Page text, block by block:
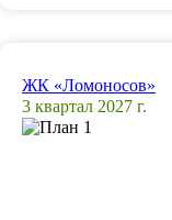
ЖК «Ломоносов»
3 квартал 2027 г.